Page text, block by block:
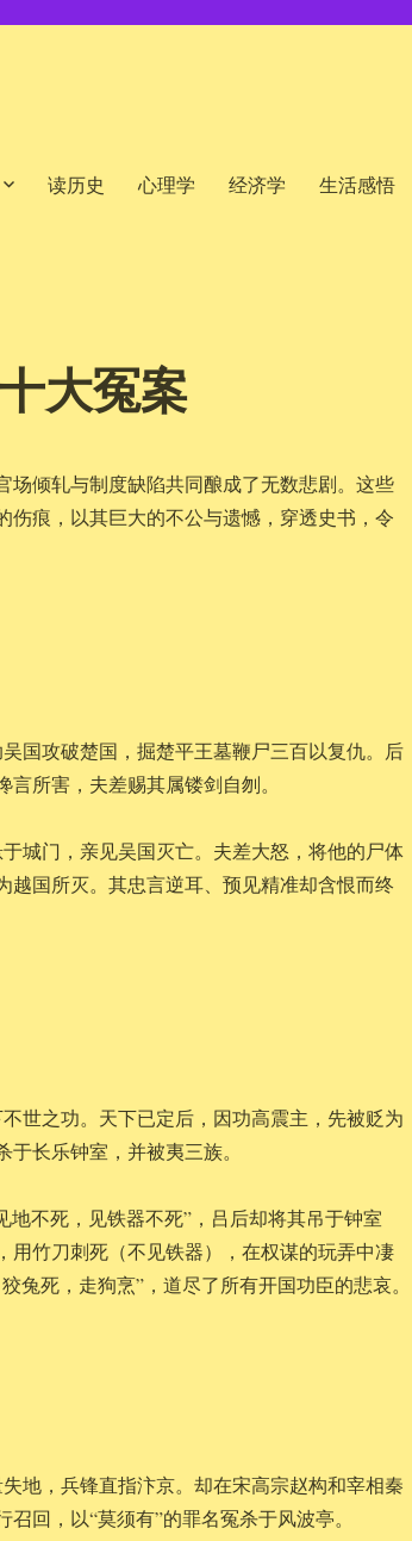
读历史 心理学 经济学 生活感悟
大冤案
场倾轧与制度缺陷共同酿成了无数悲剧。这些
伤痕，以其巨大的不公与遗憾，穿透史书，令
国攻破楚国，掘楚平王墓鞭尸三百以复仇。后
所害，夫差赐其属镂剑自刎。
城门，亲见吴国灭亡。夫差大怒，将他的尸体
越国所灭。其忠言逆耳、预见精准却含恨而终
世之功。天下已定后，因功高震主，先被贬为
长乐钟室，并被夷三族。
地不死，见铁器不死”，吕后却将其吊于钟室
用竹刀刺死（不见铁器），在权谋的玩弄中凄
兔死，走狗烹”，道尽了所有开国功臣的悲哀。
地，兵锋直指汴京。却在宋高宗赵构和宰相秦
回，以“莫须有”的罪名冤杀于风波亭。